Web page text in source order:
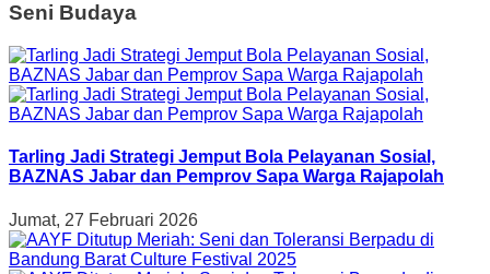
Seni Budaya
Tarling Jadi Strategi Jemput Bola Pelayanan Sosial,
BAZNAS Jabar dan Pemprov Sapa Warga Rajapolah
Jumat, 27 Februari 2026